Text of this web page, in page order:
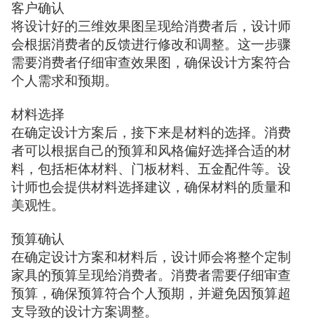
客户确认
将设计好的三维效果图呈现给消费者后，设计师
会根据消费者的反馈进行修改和调整。这一步骤
需要消费者仔细审查效果图，确保设计方案符合
个人需求和预期。
材料选择
在确定设计方案后，接下来是材料的选择。消费
者可以根据自己的预算和风格偏好选择合适的材
料，包括柜体材料、门板材料、五金配件等。设
计师也会提供材料选择建议，确保材料的质量和
美观性。
预算确认
在确定设计方案和材料后，设计师会将整个定制
家具的预算呈现给消费者。消费者需要仔细审查
预算，确保预算符合个人预期，并避免因预算超
支导致的设计方案调整。